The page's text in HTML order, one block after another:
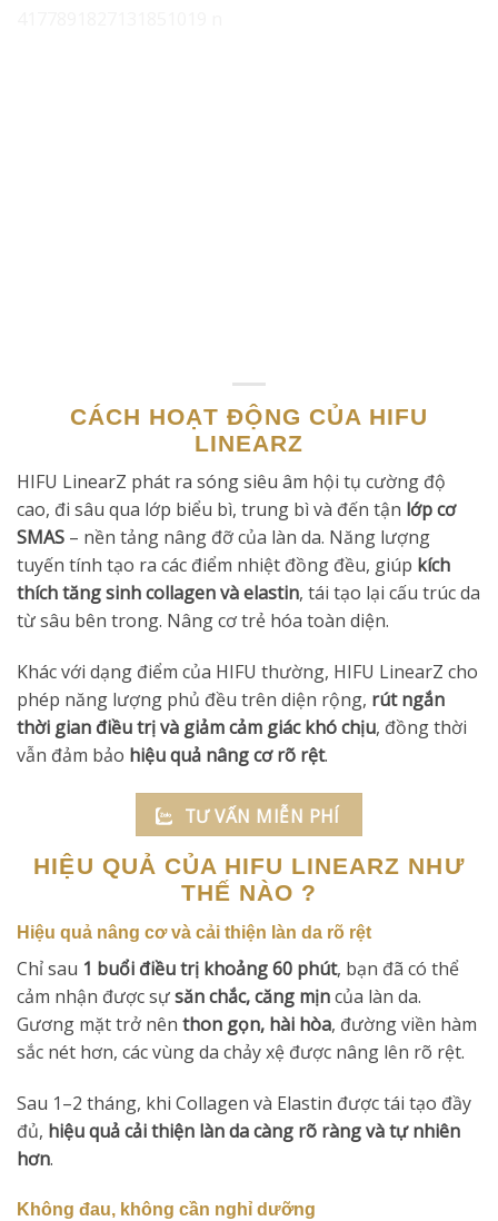
CÁCH HOẠT ĐỘNG CỦA HIFU
LINEARZ
HIFU LinearZ phát ra sóng siêu âm hội tụ cường độ
cao, đi sâu qua lớp biểu bì, trung bì và đến tận lớp cơ
SMAS – nền tảng nâng đỡ của làn da. Năng lượng
tuyến tính tạo ra các điểm nhiệt đồng đều, giúp kích
thích tăng sinh collagen và elastin, tái tạo lại cấu trúc da
từ sâu bên trong. Nâng cơ trẻ hóa toàn diện.
Khác với dạng điểm của HIFU thường, HIFU LinearZ cho
phép năng lượng phủ đều trên diện rộng, rút ngắn
thời gian điều trị và giảm cảm giác khó chịu, đồng thời
vẫn đảm bảo hiệu quả nâng cơ rõ rệt.
TƯ VẤN MIỄN PHÍ
HIỆU QUẢ CỦA HIFU LINEARZ NHƯ
THẾ NÀO ?
Hiệu quả nâng cơ và cải thiện làn da rõ rệt
Chỉ sau 1 buổi điều trị khoảng 60 phút, bạn đã có thể
cảm nhận được sựsăn chắc, căng mịncủa làn da.
Gương mặt trở nên thon gọn, hài hòa, đường viền hàm
sắc nét hơn, các vùng da chảy xệ được nâng lên rõ rệt.
Sau 1–2 tháng, khi Collagen và Elastin được tái tạo đầy
đủ, hiệu quả cải thiện làn da càng rõ ràng và tự nhiên
hơn.
Không đau, không cần nghỉ dưỡng